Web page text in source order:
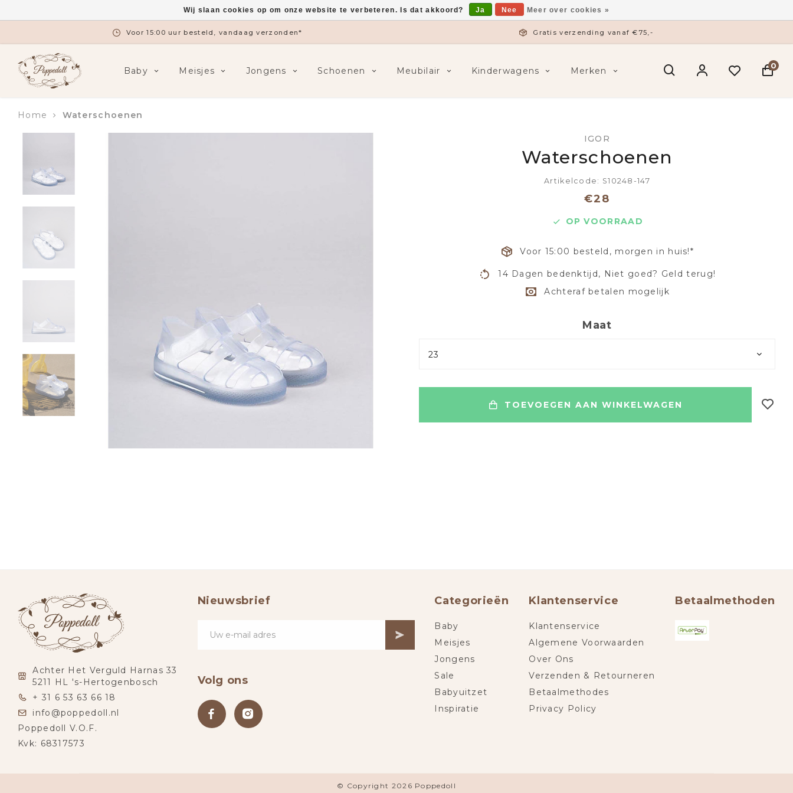
Voor 15:00 uur besteld, vandaag verzonden* Gratis verzending vanaf €75,-
Baby Meisjes Jongens Schoenen Meubilair Kinderwagens Merken 0
Home Waterschoenen
IGOR
Waterschoenen
Artikelcode: S10248-147
€28
OP VOORRAAD
Voor 15:00 besteld, morgen in huis!*
14 Dagen bedenktijd, Niet goed? Geld terug!
Achteraf betalen mogelijk
Maat
23
TOEVOEGEN AAN WINKELWAGEN
Achter Het Verguld Harnas 33
5211 HL 's-Hertogenbosch
+ 31 6 53 63 66 18
info@poppedoll.nl
Poppedoll V.O.F.
Kvk: 68317573
Nieuwsbrief
Volg ons
Categorieën
Baby
Meisjes
Jongens
Sale
Babyuitzet
Inspiratie
Klantenservice
Klantenservice
Algemene Voorwaarden
Over Ons
Verzenden & Retourneren
Betaalmethodes
Privacy Policy
Betaalmethoden
© Copyright 2026 Poppedoll
Wij slaan cookies op om onze website te verbeteren. Is dat akkoord? Ja Nee Meer over cookies »